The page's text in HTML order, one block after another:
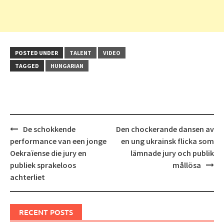
POSTED UNDER TALENT
VIDEO
TAGGED
HUNGARIAN
Post
navigation
De schokkende
performance van een jonge
Oekraïense die jury en
publiek sprakeloos
achterliet
Den chockerande dansen av
en ung ukrainsk flicka som
lämnade jury och publik
mållösa
RECENT POSTS